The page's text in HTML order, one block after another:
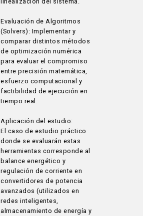
Evaluación de Algoritmos
(Solvers): Implementar y
comparar distintos métodos
de optimización numérica
para evaluar el compromiso
entre precisión matemática,
esfuerzo computacional y
factibilidad de ejecución en
tiempo real.
Aplicación del estudio:
El caso de estudio práctico
donde se evaluarán estas
herramientas corresponde al
balance energético y
regulación de corriente en
convertidores de potencia
avanzados (utilizados en
redes inteligentes,
almacenamiento de energía y